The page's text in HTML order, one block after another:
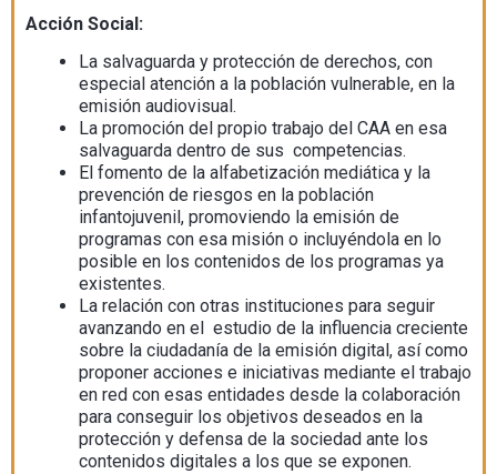
Acción Social:
La salvaguarda y protección de derechos, con
especial atención a la población vulnerable, en la
emisión audiovisual.
La promoción del propio trabajo del CAA en esa
salvaguarda dentro de sus competencias.
El fomento de la alfabetización mediática y la
prevención de riesgos en la población
infantojuvenil, promoviendo la emisión de
programas con esa misión o incluyéndola en lo
posible en los contenidos de los programas ya
existentes.
La relación con otras instituciones para seguir
avanzando en el estudio de la influencia creciente
sobre la ciudadanía de la emisión digital, así como
proponer acciones e iniciativas mediante el trabajo
en red con esas entidades desde la colaboración
para conseguir los objetivos deseados en la
protección y defensa de la sociedad ante los
contenidos digitales a los que se exponen.